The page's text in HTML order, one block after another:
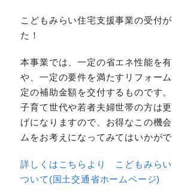
こどもみらい住宅支援事業の受付
た！
本事業では、一定の省エネ性能を
や、一定の要件を満たすリフォー
定の補助金額を交付するものです。
子育て世代や若者夫婦世帯の方は
げになりますので、お得なこの機
ムをお考えになってみてはいかが
詳しくはこちらより こどもみらい
ついて(国土交通省ホームページ)